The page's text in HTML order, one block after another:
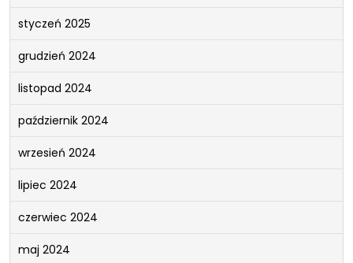
styczeń 2025
grudzień 2024
listopad 2024
październik 2024
wrzesień 2024
lipiec 2024
czerwiec 2024
maj 2024